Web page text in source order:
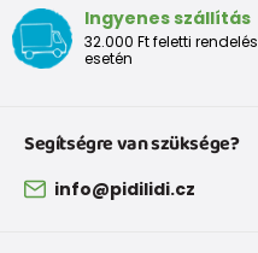
Ingyenes szállítás
32.000 Ft feletti rendelés
esetén
Segítségre van szüksége?
info@pidilidi.cz